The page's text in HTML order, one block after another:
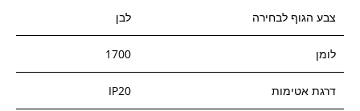
צבע הגוף לבחירה לבן
לומן 1700
דרגת אטימות IP20